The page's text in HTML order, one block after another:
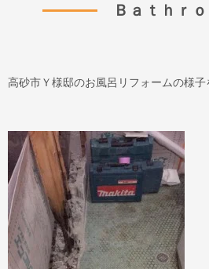
Ｂａｔｈｒ
高砂市Ｙ様邸のお風呂リフォームの様子